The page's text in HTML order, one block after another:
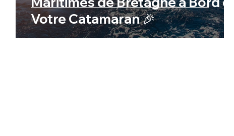
Votre Catamaran 🎉